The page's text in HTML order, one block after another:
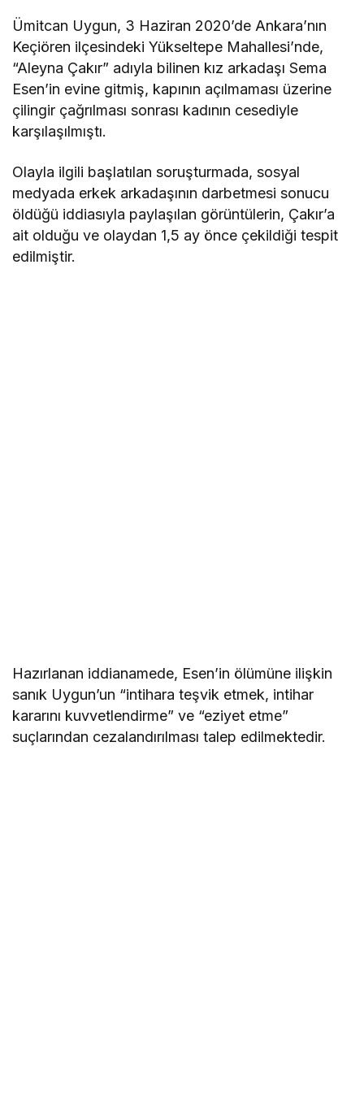
Ümitcan Uygun, 3 Haziran 2020’de Ankara’nın
Keçiören ilçesindeki Yükseltepe Mahallesi’nde,
“Aleyna Çakır” adıyla bilinen kız arkadaşı Sema
Esen’in evine gitmiş, kapının açılmaması üzerine
çilingir çağrılması sonrası kadının cesediyle
karşılaşılmıştı.
Olayla ilgili başlatılan soruşturmada, sosyal
medyada erkek arkadaşının darbetmesi sonucu
öldüğü iddiasıyla paylaşılan görüntülerin, Çakır’a
ait olduğu ve olaydan 1,5 ay önce çekildiği tespit
edilmiştir.
Hazırlanan iddianamede, Esen’in ölümüne ilişkin
sanık Uygun’un “intihara teşvik etmek, intihar
kararını kuvvetlendirme” ve “eziyet etme”
suçlarından cezalandırılması talep edilmektedir.